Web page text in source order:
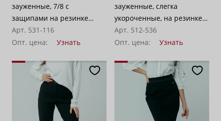
зауженные, 7/8 с
защипами на резинке
«Ривьера» коричневые
Арт. 531-116
Опт. цена:
Узнать
зауженные, слегка
укороченные, на резинке
«Торонто» клетка
коричневая с черным
Арт. 512-536
Опт. цена:
Узнать